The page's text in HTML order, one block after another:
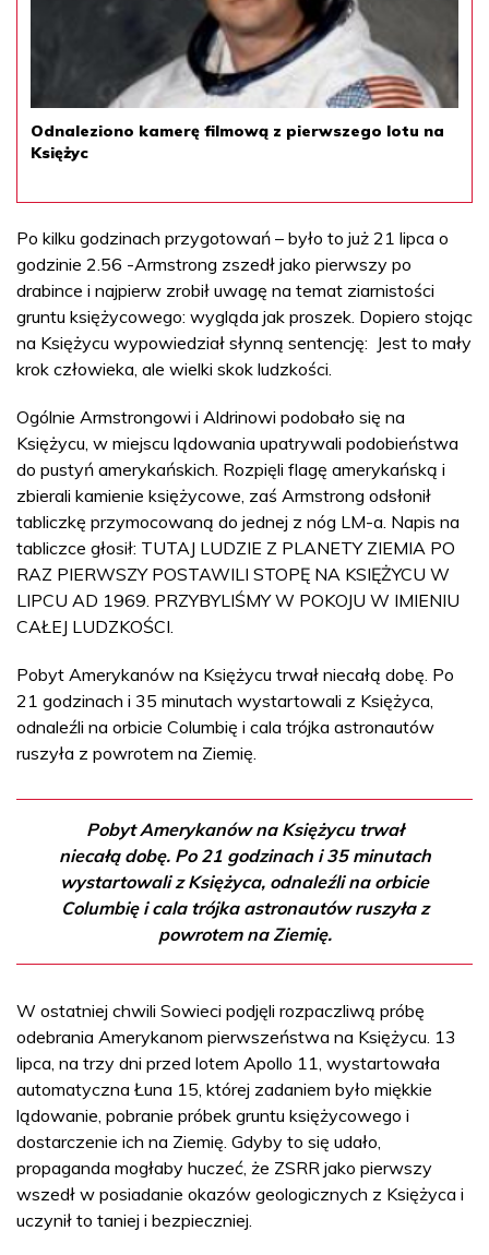
Odnaleziono kamerę filmową z pierwszego lotu na
Księżyc
Po kilku godzinach przygotowań – było to już 21 lipca o
godzinie 2.56 -Armstrong zszedł jako pierwszy po
drabince i najpierw zrobił uwagę na temat ziarnistości
gruntu księżycowego: wygląda jak proszek. Dopiero stojąc
na Księżycu wypowiedział słynną sentencję: Jest to mały
krok człowieka, ale wielki skok ludzkości.
Ogólnie Armstrongowi i Aldrinowi podobało się na
Księżycu, w miejscu lądowania upatrywali podobieństwa
do pustyń amerykańskich. Rozpięli flagę amerykańską i
zbierali kamienie księżycowe, zaś Armstrong odsłonił
tabliczkę przymocowaną do jednej z nóg LM-a. Napis na
tabliczce głosił: TUTAJ LUDZIE Z PLANETY ZIEMIA PO
RAZ PIERWSZY POSTAWILI STOPĘ NA KSIĘŻYCU W
LIPCU AD 1969. PRZYBYLIŚMY W POKOJU W IMIENIU
CAŁEJ LUDZKOŚCI.
Pobyt Amerykanów na Księżycu trwał niecałą dobę. Po
21 godzinach i 35 minutach wystartowali z Księżyca,
odnaleźli na orbicie Columbię i cala trójka astronautów
ruszyła z powrotem na Ziemię.
Pobyt Amerykanów na Księżycu trwał
niecałą dobę. Po 21 godzinach i 35 minutach
wystartowali z Księżyca, odnaleźli na orbicie
Columbię i cala trójka astronautów ruszyła z
powrotem na Ziemię.
W ostatniej chwili Sowieci podjęli rozpaczliwą próbę
odebrania Amerykanom pierwszeństwa na Księżycu. 13
lipca, na trzy dni przed lotem Apollo 11, wystartowała
automatyczna Łuna 15, której zadaniem było miękkie
lądowanie, pobranie próbek gruntu księżycowego i
dostarczenie ich na Ziemię. Gdyby to się udało,
propaganda mogłaby huczeć, że ZSRR jako pierwszy
wszedł w posiadanie okazów geologicznych z Księżyca i
uczynił to taniej i bezpieczniej.